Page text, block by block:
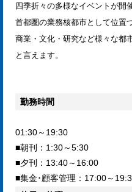
四季折々の多様なイベントが開
首都圏の業務核都市として位置
商業・文化・研究など様々な都
と言えます。
勤務時間
01:30～19:30
■朝刊：1:30～5:30
■夕刊：13:40～16:00
■集金･顧客管理：17:00～